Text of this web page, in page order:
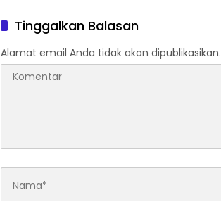
WAR: SIAP Bantai DAN SERET
AKUN PEMBUNUH KARAKTER
KE PENJARA POLDA KEPRI!
Tinggalkan Balasan
Alamat email Anda tidak akan dipublikasikan.